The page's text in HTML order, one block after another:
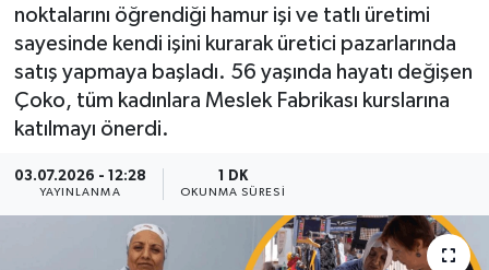
noktalarını öğrendiği hamur işi ve tatlı üretimi
sayesinde kendi işini kurarak üretici pazarlarında
satış yapmaya başladı. 56 yaşında hayatı değişen
Çoko, tüm kadınlara Meslek Fabrikası kurslarına
katılmayı önerdi.
03.07.2026 - 12:28
YAYINLANMA
1 DK
OKUNMA SÜRESI
Magazin
Kültür Sanat
Resmi Reklam
Röportajlar